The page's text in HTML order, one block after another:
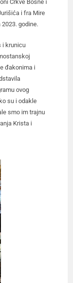
Crkve Bosne i
i fra Mire
godine.
i krunicu
đakonima i
ovog
su i odakle
smo im trajnu
Krista i